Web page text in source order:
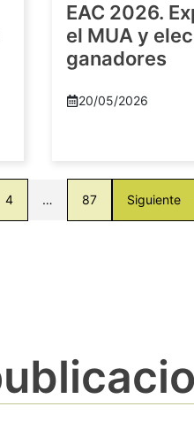
EAC 2026.
el MUA y
ganadores
20/05/2026
4 … 87 Siguiente